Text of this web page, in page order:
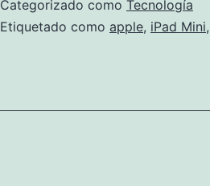
de
Categorizado como Tecnología
Etiquetado como apple, iPad Mini,